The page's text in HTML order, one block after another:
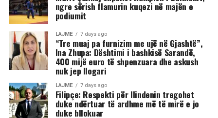
ngre sërish flamurin kuqezi në majën e
podiumit
LAJME 7 days ago
“Tre muaj pa furnizim me ujë në Gjashtë”,
Ina Zhupa: Dështimi i bashkisë Sarandë,
400 mijë euro të shpenzuara dhe askush
nuk jep llogari
LAJME 7 days ago
Filipçe: Respekti për Ilindenin tregohet
duke ndërtuar të ardhme më të mirë e jo
duke bllokuar